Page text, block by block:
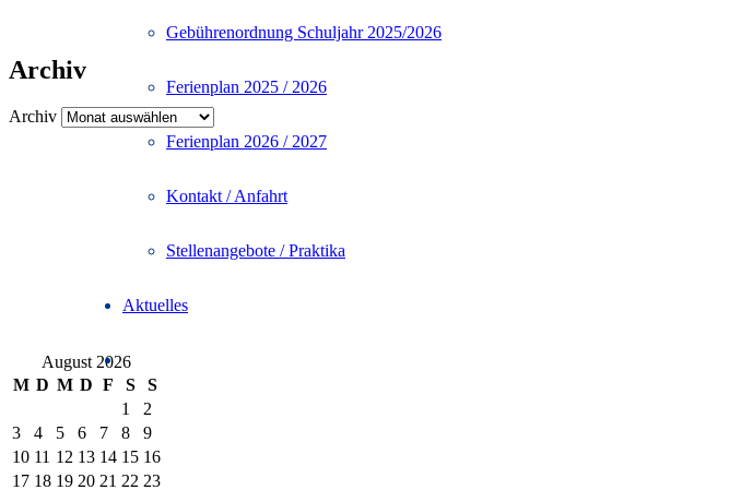
Gebührenordnung Schuljahr 2025/2026
Ferienplan 2025 / 2026
Ferienplan 2026 / 2027
Kontakt / Anfahrt
Stellenangebote / Praktika
Aktuelles
Archiv
Archiv
August 2026
M D M D F S
S
1
2
3
4 5 6 7 8
9
10 11 12 13 14 15 16
17 18 19 20 21 22 23